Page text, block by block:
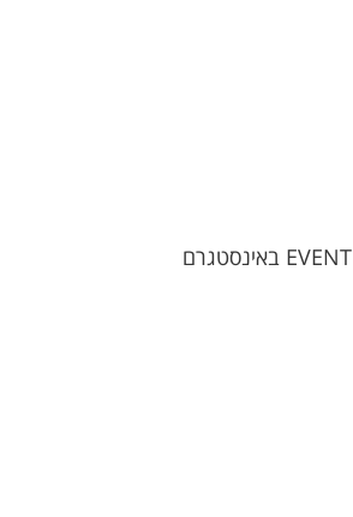
EVENT באינסטגרם